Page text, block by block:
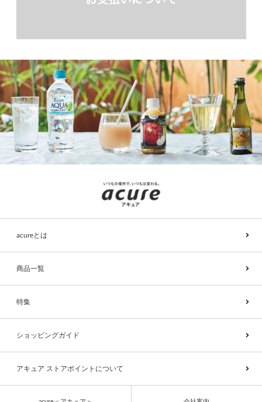
acureとは
商品一覧
特集
ショッピングガイド
アキュア ストアポイントについて